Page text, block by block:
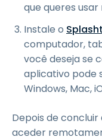
que queres
Instale o
computador,
você deseja se
aplicativo pode
Windows, Mac,
Depois de
aceder